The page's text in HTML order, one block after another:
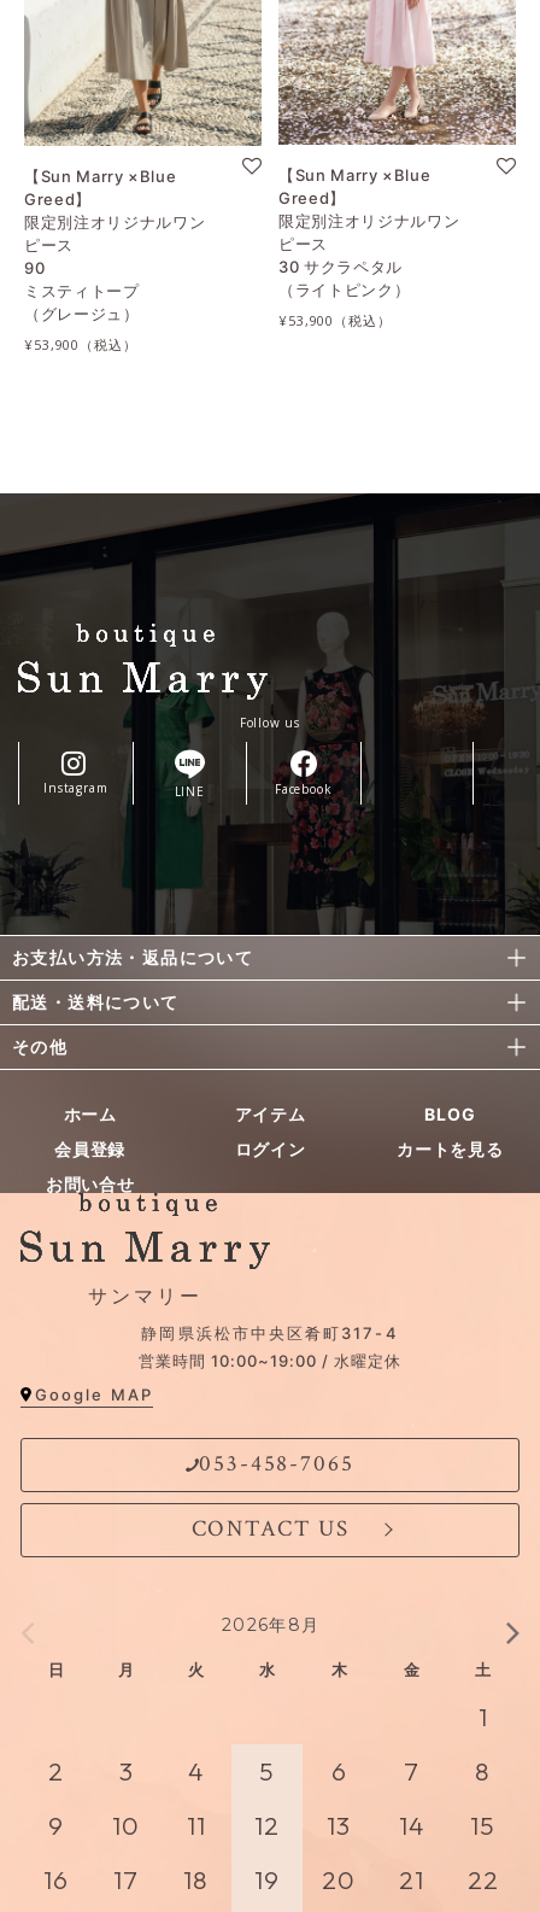
【Sun Marry ×Blue
Greed】
限定別注オリジナルワン
ピース
90
ミスティトープ
（グレージュ）
¥53,900
【Sun Marry ×Blue
Greed】
限定別注オリジナルワン
ピース
30 サクラペタル
（ライトピンク）
¥53,900
Follow us
Instagram LINE Facebook
お支払い方法・返品について
配送・送料について
その他
ホーム アイテム
BLOG
会員登録
ログイン
カートを見る
お問い合せ
サンマリー
静岡県浜松市中央区肴町317-4
営業時間 10:00~19:00 / 水曜定休
Google MAP
053-458-7065
CONTACT US
2026年8月
日 月 火 水 木 金 土
1
2
3 4 5 6 7
8
9
10 11 12 13 14
15
16
17 18 19 20 21 22